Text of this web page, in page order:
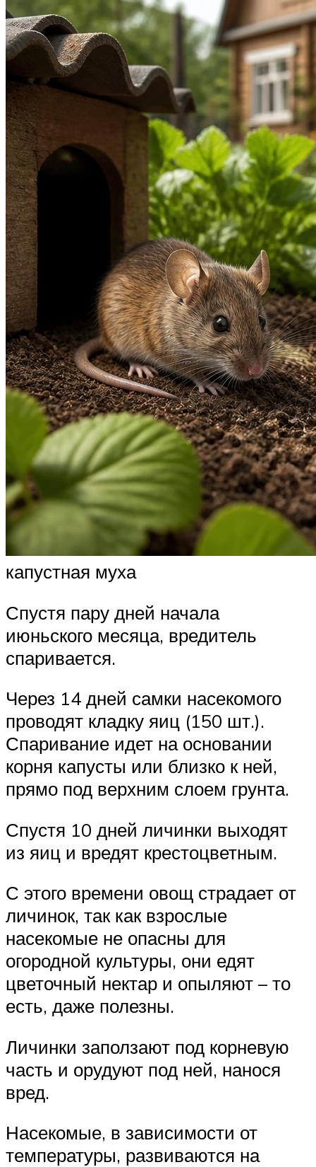
капустная муха
Спустя пару дней начала
июньского месяца, вредитель
спаривается.
Через 14 дней самки насекомого
проводят кладку яиц (150 шт.).
Спаривание идет на основании
корня капусты или близко к ней,
прямо под верхним слоем грунта.
Спустя 10 дней личинки выходят
из яиц и вредят крестоцветным.
С этого времени овощ страдает от
личинок, так как взрослые
насекомые не опасны для
огородной культуры, они едят
цветочный нектар и опыляют – то
есть, даже полезны.
Личинки заползают под корневую
часть и орудуют под ней, нанося
вред.
Насекомые, в зависимости от
температуры, развиваются на